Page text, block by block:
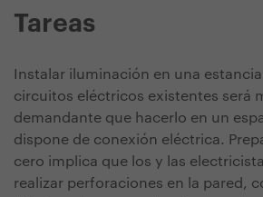
Tareas
Instalar iluminación en una
circuitos eléctricos existentes será
demandante que hacerlo en un
dispone de conexión eléctrica.
cero implica que los y las
realizar perforaciones en la pared,